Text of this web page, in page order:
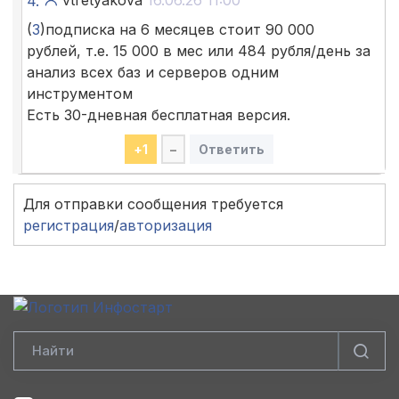
(3)подписка на 6 месяцев стоит 90 000
рублей, т.е. 15 000 в мес или 484 рубля/день за
анализ всех баз и серверов одним
инструментом
Есть 30-дневная бесплатная версия.
+1 – Ответить
Для отправки сообщения требуется
регистрация/авторизация